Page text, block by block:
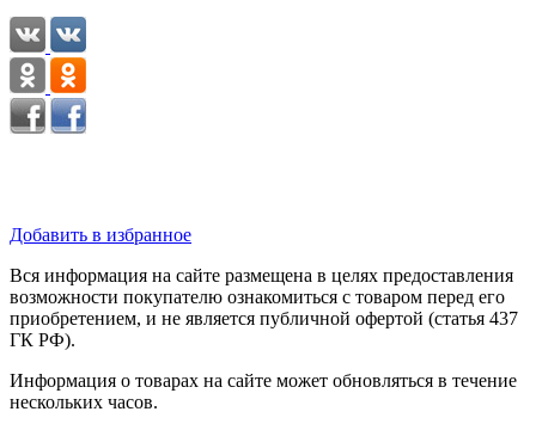
Добавить в избранное
Вся информация на сайте размещена в целях предоставления
возможности покупателю ознакомиться с товаром перед его
приобретением, и не является публичной офертой (статья 437
ГК РФ).
Информация о товарах на сайте может обновляться в течение
нескольких часов.